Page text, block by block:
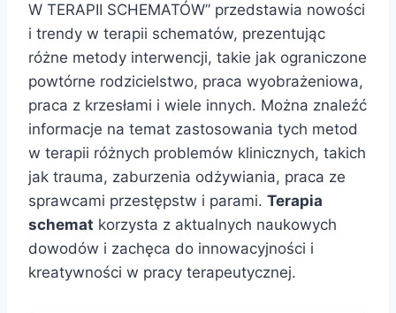
W TERAPII SCHEMATÓW” przedstawia nowości
i trendy w terapii schematów, prezentując
różne metody interwencji, takie jak ograniczone
powtórne rodzicielstwo, praca wyobrażeniowa,
praca z krzesłami i wiele innych. Można znaleźć
informacje na temat zastosowania tych metod
w terapii różnych problemów klinicznych, takich
jak trauma, zaburzenia odżywiania, praca ze
sprawcami przestępstw i parami. Terapia
schemat korzysta z aktualnych naukowych
dowodów i zachęca do innowacyjności i
kreatywności w pracy terapeutycznej.